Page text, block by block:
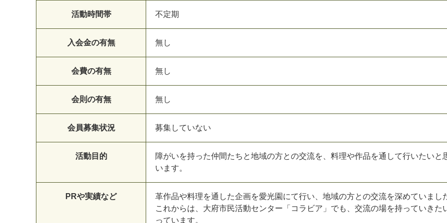
活動時間帯 不定期
入会金の有無 無し
会費の有無 無し
会則の有無 無し
会員募集状況 募集していない
活動目的
障がいを持った仲間たちと地域の方との交流を、料理や作品を通して行いたいと
います。
PRや実績など
革作品や料理を通した企画を愛光園にて行い、地域の方との交流を深めていまし
これからは、大府市民活動センター「コラビア」でも、交流の場を持っていきた
っています。